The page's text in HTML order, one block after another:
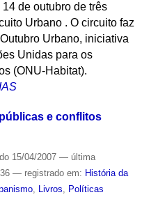
de outubro de três
Urbano . O circuito faz
Urbano, iniciativa
Unidas para os
(ONU-Habitat).
e conflitos
15/04/2007 — última
— registrado em: História da
, Livros, Políticas